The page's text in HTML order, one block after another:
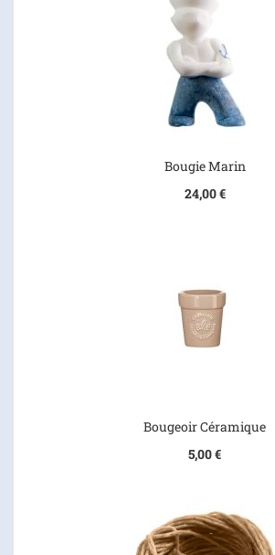
Bougie Marin
24,00 €
Bougeoir Céramique
5,00 €